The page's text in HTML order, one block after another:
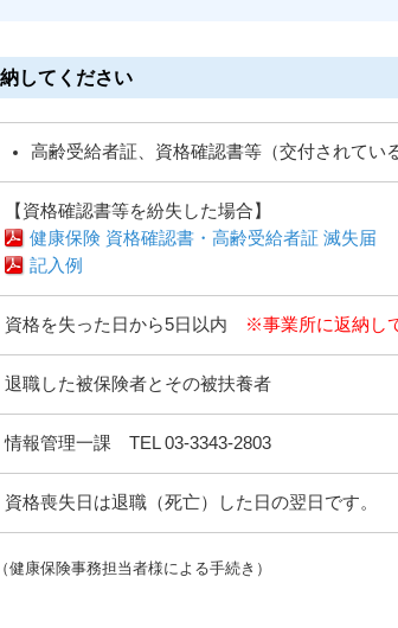
してください
高齢受給者証、資格確認書等（交付されてい
【資格確認書等を紛失した場合】
健康保険 資格確認書・高齢受給者証 滅失届
記入例
資格を失った日から5日以内 ※事業所に返納し
退職した被保険者とその被扶養者
情報管理一課 TEL 03-3343-2803
資格喪失日は退職（死亡）した日の翌日です。
（健康保険事務担当者様による手続き）